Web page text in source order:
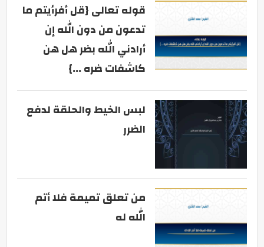
قوله تعالى {قل أفرأيتم ما
تدعون من دون الله إن
أرادني الله بضر هل هن
كاشفات ضره ...}
لبس الخيط والحلقة لدفع
الضرر
من تعلق تميمة فلا أتم
الله له